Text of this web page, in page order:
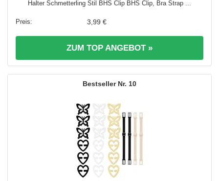
Halter Schmetterling Stil BHS Clip BHS Clip, Bra Strap ...
3,99 €
ZUM TOP ANGEBOT »
10